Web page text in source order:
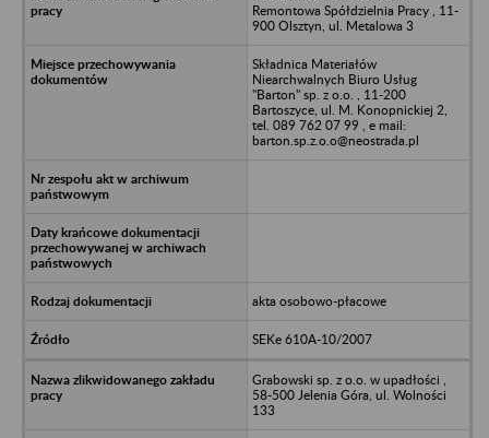
Remontowa Spółdzielnia Pracy , 11-
900 Olsztyn, ul. Metalowa 3
Składnica Materiałów
Niearchwalnych Biuro Usług
"Barton" sp. z o.o. , 11-200
Bartoszyce, ul. M. Konopnickiej 2,
tel. 089 762 07 99 , e mail:
barton.sp.z.o.o@neostrada.pl
akta osobowo-płacowe
SEKe 610A-10/2007
Grabowski sp. z o.o. w upadłości ,
58-500 Jelenia Góra, ul. Wolności
133